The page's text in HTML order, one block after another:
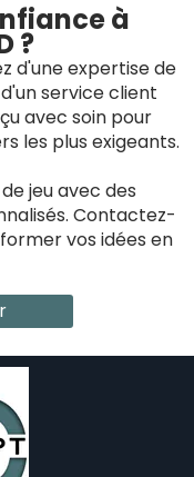
à
?
d'une expertise de
service client
avec soin pour
les plus exigeants.
jeu avec des
Contactez-
vos idées en